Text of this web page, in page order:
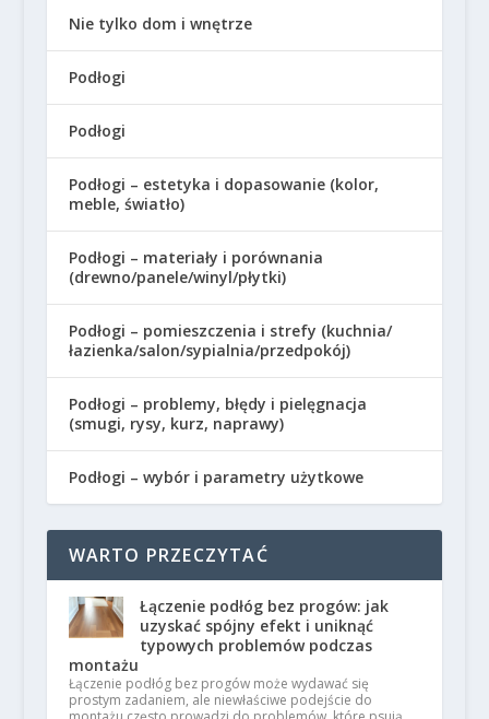
Nie tylko dom i wnętrze
Podłogi
Podłogi
Podłogi – estetyka i dopasowanie (kolor,
meble, światło)
Podłogi – materiały i porównania
(drewno/panele/winyl/płytki)
Podłogi – pomieszczenia i strefy (kuchnia/
łazienka/salon/sypialnia/przedpokój)
Podłogi – problemy, błędy i pielęgnacja
(smugi, rysy, kurz, naprawy)
Podłogi – wybór i parametry użytkowe
WARTO PRZECZYTAĆ
Łączenie podłóg bez progów: jak
uzyskać spójny efekt i uniknąć
typowych problemów podczas
montażu
Łączenie podłóg bez progów może wydawać się
prostym zadaniem, ale niewłaściwe podejście do